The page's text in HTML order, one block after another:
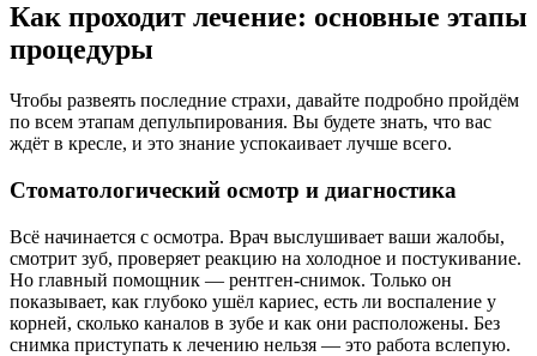
Как проходит лечение: основные этапы
процедуры
Чтобы развеять последние страхи, давайте подробно пройдём
по всем этапам депульпирования. Вы будете знать, что вас
ждёт в кресле, и это знание успокаивает лучше всего.
Стоматологический осмотр и диагностика
Всё начинается с осмотра. Врач выслушивает ваши жалобы,
смотрит зуб, проверяет реакцию на холодное и постукивание.
Но главный помощник — рентген-снимок. Только он
показывает, как глубоко ушёл кариес, есть ли воспаление у
корней, сколько каналов в зубе и как они расположены. Без
снимка приступать к лечению нельзя — это работа вслепую.